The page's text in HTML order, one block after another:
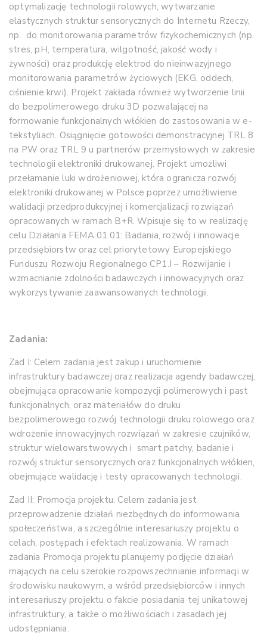
optymalizację technologii rolowych, wytwarzanie
elastycznych struktur sensorycznych do Internetu Rzeczy,
np. do monitorowania parametrów fizykochemicznych (np.
stres, pH, temperatura, wilgotność, jakość wody i
żywności) oraz produkcję elektrod do nieinwazyjnego
monitorowania parametrów życiowych (EKG, oddech,
ciśnienie krwi). Projekt zakłada również wytworzenie linii
do bezpolimerowego druku 3D pozwalającej na
formowanie funkcjonalnych włókien do zastosowania w e-
tekstyliach. Osiągnięcie gotowości demonstracyjnej TRL 8
na PW oraz TRL 9 u partnerów przemysłowych w zakresie
technologii elektroniki drukowanej. Projekt umożliwi
przełamanie luki wdrożeniowej, która ogranicza rozwój
elektroniki drukowanej w Polsce poprzez umożliwienie
walidacji przedprodukcyjnej i komercjalizacji rozwiązań
opracowanych w ramach B+R. Wpisuje się to w realizację
celu Działania FEMA 01.01: Badania, rozwój i innowacje
przedsiębiorstw oraz cel priorytetowy Europejskiego
Funduszu Rozwoju Regionalnego CP1.I – Rozwijanie i
wzmacnianie zdolności badawczych i innowacyjnych oraz
wykorzystywanie zaawansowanych technologii.
Zadania:
Zad I: Celem zadania jest zakup i uruchomienie
infrastruktury badawczej oraz realizacja agendy badawczej,
obejmująca opracowanie kompozycji polimerowych i past
funkcjonalnych, oraz materiałów do druku
bezpolimerowego rozwój technologii druku rolowego oraz
wdrożenie innowacyjnych rozwiązań w zakresie czujników,
struktur wielowarstwowych i smart patchy, badanie i
rozwój struktur sensorycznych oraz funkcjonalnych włókien,
obejmujące walidację i testy opracowanych technologii.
Zad II: Promocja projektu. Celem zadania jest
przeprowadzenie działań niezbędnych do informowania
społeczeństwa, a szczególnie interesariuszy projektu o
celach, postępach i efektach realizowania. W ramach
zadania Promocja projektu planujemy podjęcie działań
mających na celu szerokie rozpowszechnianie informacji w
środowisku naukowym, a wśród przedsiębiorców i innych
interesariuszy projektu o fakcie posiadania tej unikatowej
infrastruktury, a także o możliwościach i zasadach jej
udostępniania.